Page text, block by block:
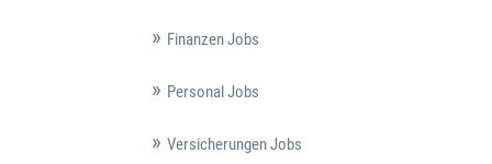
Finanzen Jobs
Personal Jobs
Versicherungen Jobs